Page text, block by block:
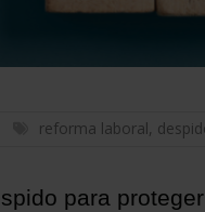
reforma laboral,
para